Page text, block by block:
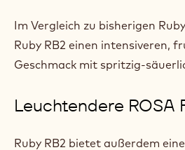
Im Vergleich zu bisherigen
Ruby RB2 einen intensiveren,
Geschmack mit spritzig-
Leuchtendere ROSA
Ruby RB2 bietet außerdem